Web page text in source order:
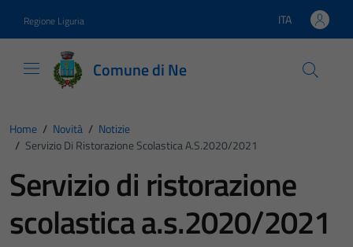
Regione Liguria Lingua attiva:
ITA
Comune di Ne
Home / Novità / Notizie
/ Servizio Di Ristorazione Scolastica A.s.2020/2021
Servizio di ristorazione
scolastica a.s.2020/2021